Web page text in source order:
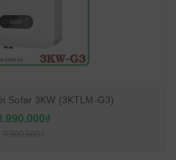
Sofar 3KW (3KTLM-G3)